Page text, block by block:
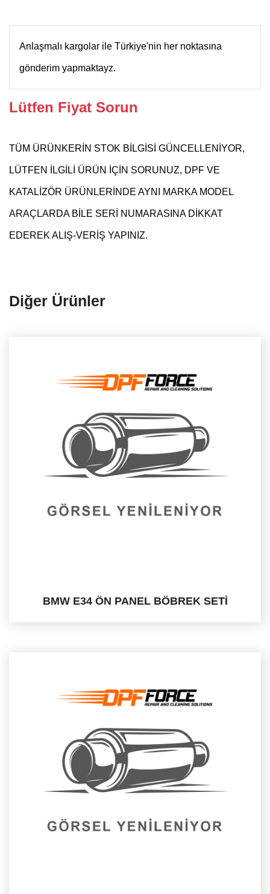
Anlaşmalı kargolar ile Türkiye'nin her noktasına
gönderim yapmaktayz.
Lütfen Fiyat Sorun
TÜM ÜRÜNKERİN STOK BİLGİSİ GÜNCELLENİYOR,
LÜTFEN İLGİLİ ÜRÜN İÇİN SORUNUZ, DPF VE
KATALİZÖR ÜRÜNLERİNDE AYNI MARKA MODEL
ARAÇLARDA BİLE SERİ NUMARASINA DİKKAT
EDEREK ALIŞ-VERİŞ YAPINIZ.
Diğer Ürünler
BMW E34 ÖN PANEL BÖBREK SETİ